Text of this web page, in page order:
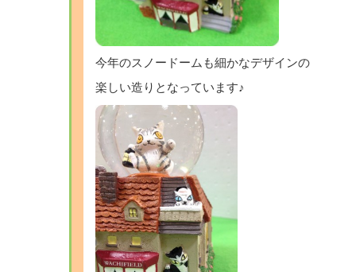
今年のスノードームも細かなデザインの
楽しい造りとなっています♪